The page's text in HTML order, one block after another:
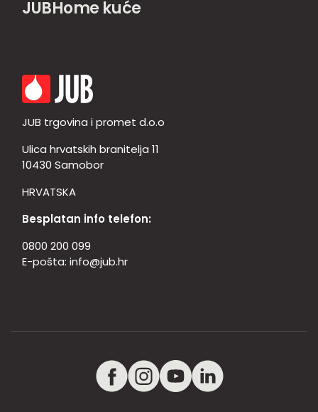
JUBHome kuće
JUB trgovina i promet d.o.o
Ulica hrvatskih branitelja 11
10430 Samobor
HRVATSKA
Besplatan info telefon:
0800 200 099
E-pošta: info@jub.hr